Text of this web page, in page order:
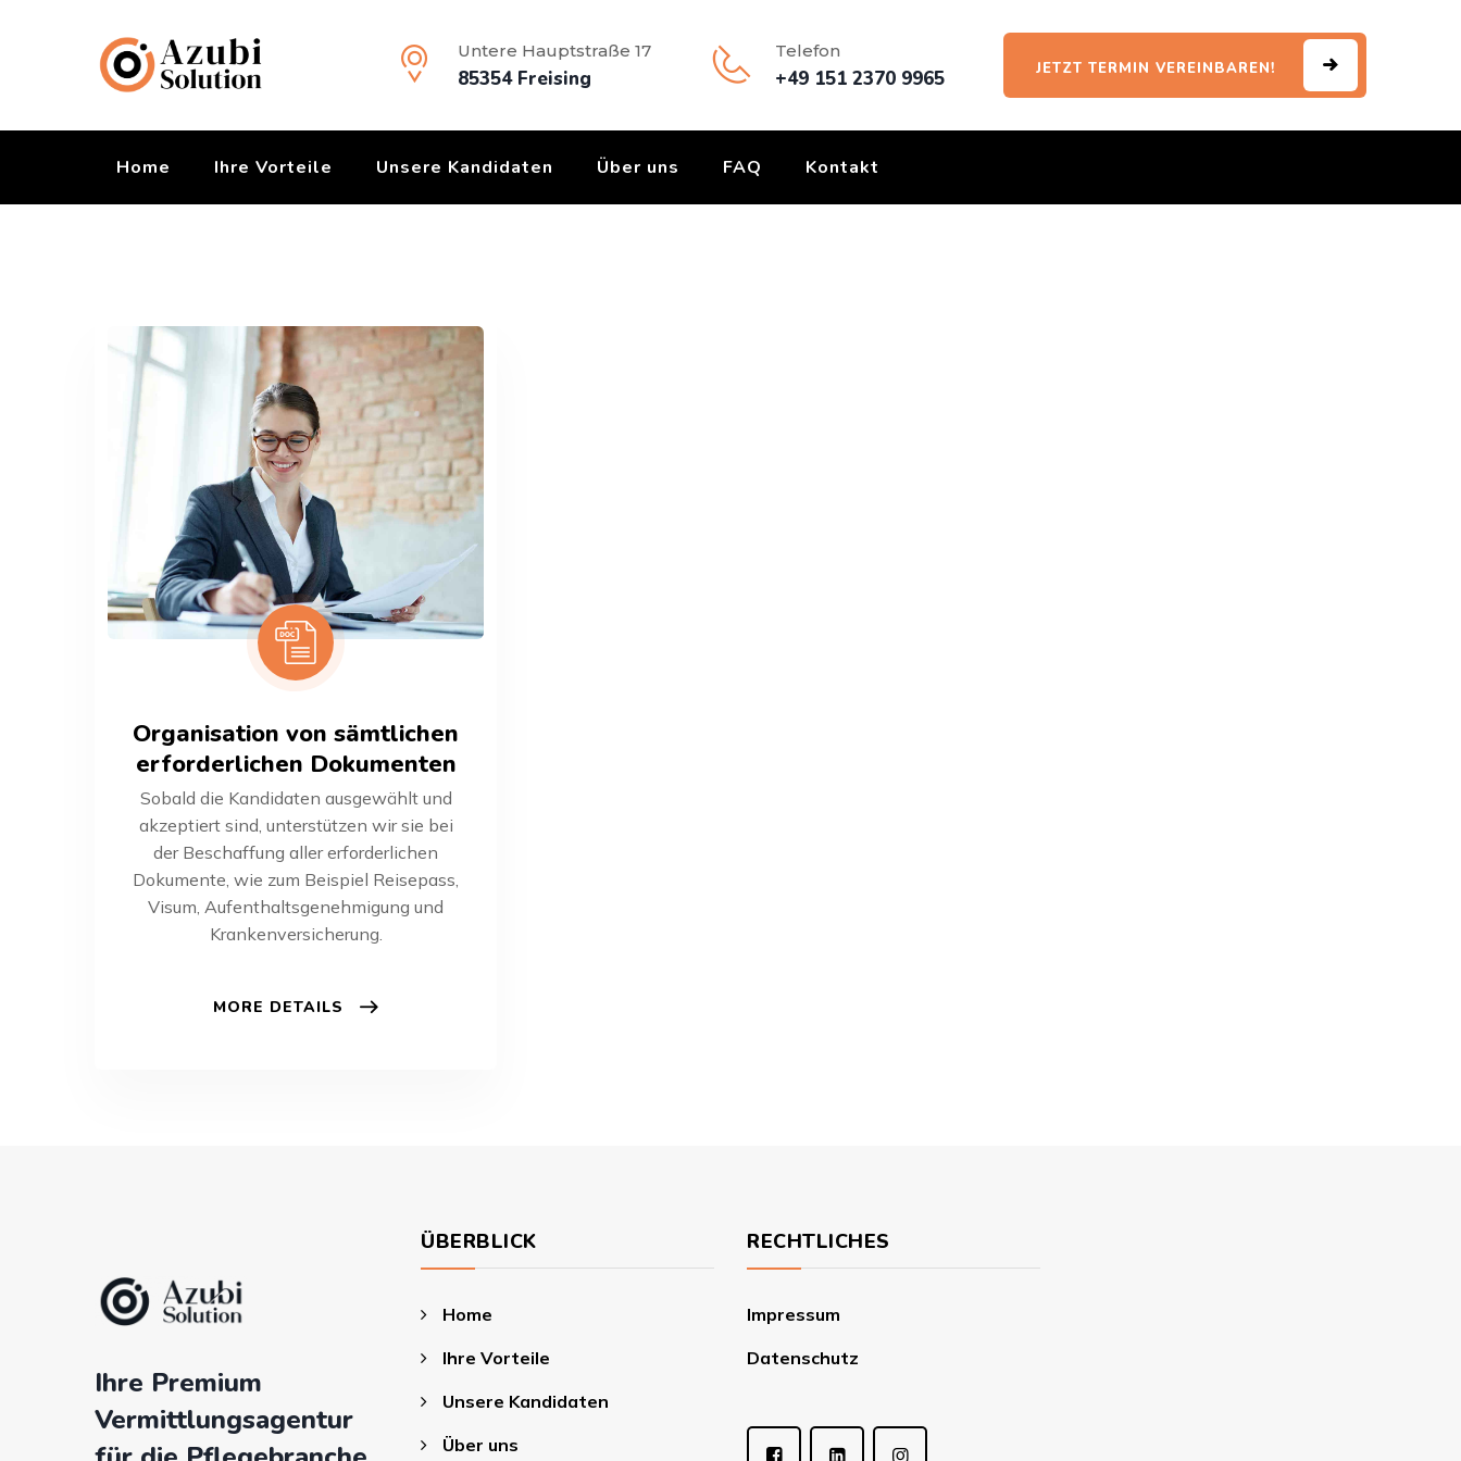
Untere Hauptstraße 17
85354 Freising
Telefon
+49 151 2370 9965 JETZT TERMIN VEREINBAREN!
Home Ihre Vorteile Unsere Kandidaten Über uns FAQ Kontakt
Organisation von sämtlichen
erforderlichen Dokumenten
Sobald die Kandidaten ausgewählt und
akzeptiert sind, unterstützen wir sie bei
der Beschaffung aller erforderlichen
Dokumente, wie zum Beispiel Reisepass,
Visum, Aufenthaltsgenehmigung und
Krankenversicherung.
MORE DETAILS
Ihre Premium
Vermittlungsagentur
ÜBERBLICK
Home
Ihre Vorteile
Unsere Kandidaten
Über uns
RECHTLICHES
Impressum
Datenschutz